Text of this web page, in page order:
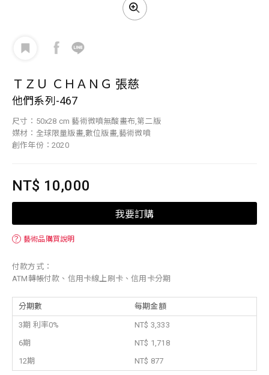
ＴＺＵ ＣＨＡＮＧ 張慈
他們系列-467
尺寸：50x28 cm 藝術微噴無酸畫布,第二版
媒材：全球限量版畫,數位版畫,藝術微噴
創作年份：2020
NT$ 10,000
我要訂購
？ 藝術品購買說明
付款方式：
ATM轉帳付款、信用卡線上刷卡、信用卡分期
分期數 每期金額
3期 利率0%
NT$ 3,333
6期
NT$ 1,718
12期
NT$ 877